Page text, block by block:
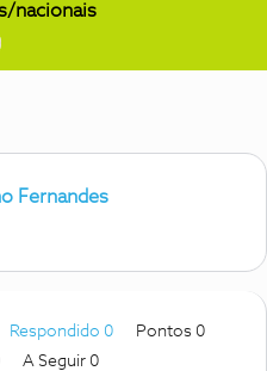
nacionais
Fernandes
Respondido 0
Pontos 0
A Seguir 0